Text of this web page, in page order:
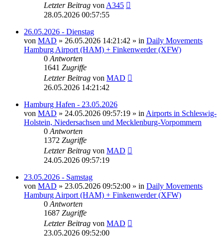
Letzter Beitrag von A345
28.05.2026 00:57:55
26.05.2026 - Dienstag
von MAD » 26.05.2026 14:21:42 » in Daily Movements
Hamburg Airport (HAM) + Finkenwerder (XFW)
0 Antworten
1641 Zugriffe
Letzter Beitrag von MAD
26.05.2026 14:21:42
Hamburg Hafen - 23.05.2026
von MAD » 24.05.2026 09:57:19 » in Airports in Schleswig-
Holstein, Niedersachsen und Mecklenburg-Vorpommern
0 Antworten
1372 Zugriffe
Letzter Beitrag von MAD
24.05.2026 09:57:19
23.05.2026 - Samstag
von MAD » 23.05.2026 09:52:00 » in Daily Movements
Hamburg Airport (HAM) + Finkenwerder (XFW)
0 Antworten
1687 Zugriffe
Letzter Beitrag von MAD
23.05.2026 09:52:00